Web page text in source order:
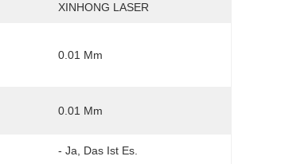
XINHONG LASER
0.01 Mm
0.01 Mm
- Ja, Das Ist Es.